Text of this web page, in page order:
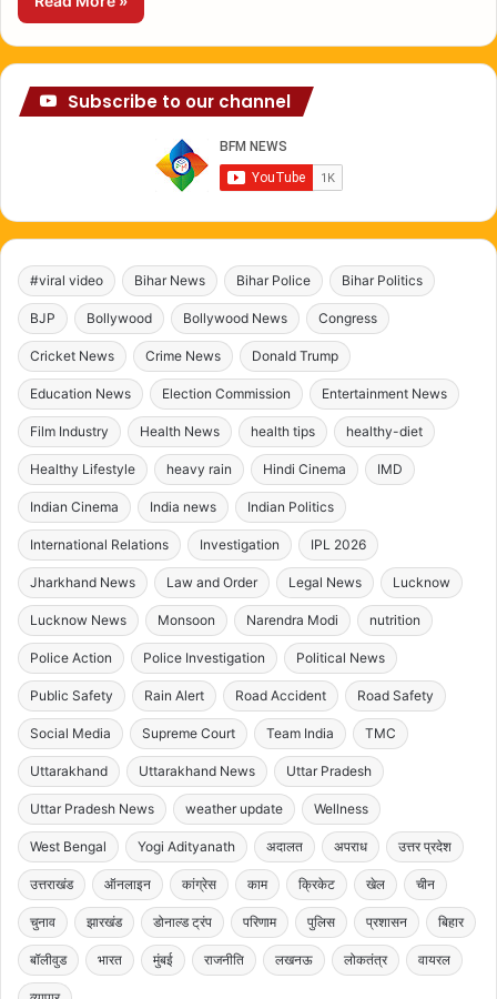
Subscribe to our channel
#viral video Bihar News Bihar Police Bihar Politics
BJP Bollywood Bollywood News Congress
Cricket News Crime News Donald Trump
Education News Election Commission Entertainment News
Film Industry Health News health tips healthy-diet
Healthy Lifestyle heavy rain Hindi Cinema IMD
Indian Cinema India news Indian Politics
International Relations Investigation IPL 2026
Jharkhand News Law and Order Legal News Lucknow
Lucknow News Monsoon Narendra Modi nutrition
Police Action Police Investigation Political News
Public Safety Rain Alert Road Accident Road Safety
Social Media Supreme Court Team India TMC
Uttarakhand Uttarakhand News Uttar Pradesh
Uttar Pradesh News weather update Wellness
West Bengal Yogi Adityanath अदालत अपराध उत्तर प्रदेश
उत्तराखंड ऑनलाइन कांग्रेस काम क्रिकेट खेल चीन
चुनाव झारखंड डोनाल्ड ट्रंप परिणाम पुलिस प्रशासन बिहार
बॉलीवुड भारत मुंबई राजनीति लखनऊ लोकतंत्र वायरल